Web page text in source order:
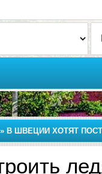
» В ШВЕЦИИ ХОТЯТ